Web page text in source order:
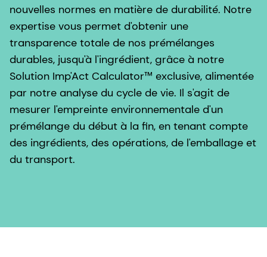
nouvelles normes en matière de durabilité. Notre
expertise vous permet d'obtenir une
transparence totale de nos prémélanges
durables, jusqu'à l'ingrédient, grâce à notre
Solution Imp'Act Calculator™ exclusive, alimentée
par notre analyse du cycle de vie. Il s'agit de
mesurer l'empreinte environnementale d'un
prémélange du début à la fin, en tenant compte
des ingrédients, des opérations, de l'emballage et
du transport.